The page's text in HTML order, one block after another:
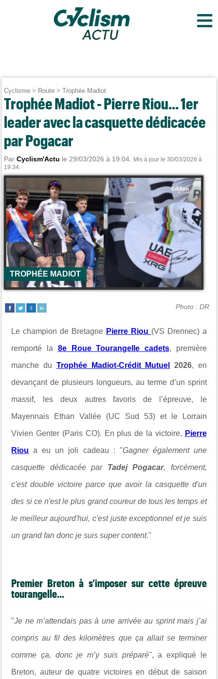
≡
Cyclisme > Route >Trophée Madiot
Trophée Madiot - Pierre Riou... 1er
leader avec la casquette dédicacée
par Pogacar
ParCyclism'Actu le 29/03/2026 à 19:04.
Mis à jour le 30/03/2026 à
19:34.
TROPHÉE MADIOT
Photo : DR
Le champion de Bretagne Pierre Riou (VS Drennec) a
remporté la 8e Roue Tourangelle cadets, première
manche du Trophée Madiot-Crédit Mutuel 2026, en
devançant de plusieurs longueurs, au terme d’un sprint
massif, les deux autres favoris de l’épreuve, le
Mayennais Ethan Vallée (UC Sud 53) et le Lorrain
Vivien Genter (Paris CO). En plus de la victoire, Pierre
Riou a eu un joli cadeau : "Gagner également une
casquette dédicacée par Tadej Pogacar, forcément,
c'est double victoire parce que avoir la casquette d'un
des si ce n'est le plus grand coureur de tous les temps et
le meilleur aujourd'hui, c'est juste exceptionnel et je suis
un grand fan donc je suis super content."
Premier Breton à s’imposer sur cette épreuve
tourangelle...
"Je ne m’attendais pas à une arrivée au sprint mais j’ai
compris au fil des kilomètres que ça allait se terminer
comme ça, donc je m’y suis préparé", a expliqué le
Breton, auteur de quatre victoires en début de saison